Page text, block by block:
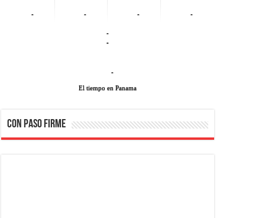
- - - -
-
-
-
El tiempo en Panama
CON PASO FIRME